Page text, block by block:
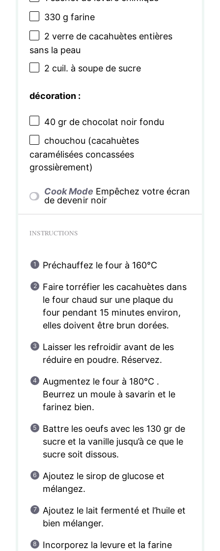
330 g farine
2 verre de cacahuètes entières
sans la peau
2 cuil. à soupe de sucre
décoration :
40gr de chocolat noir fondu
chouchou (cacahuètes
caramélisées concassées
grossièrement)
Cook Mode Empêchez votre écran
de devenir noir
INSTRUCTIONS
Préchauffez le four à 160°C
Faire torréfier les cacahuètes dans
le four chaud sur une plaque du
four pendant 15 minutes environ,
elles doivent être brun dorées.
Laisser les refroidir avant de les
réduire en poudre. Réservez.
Augmentez le four à 180°C .
Beurrez un moule à savarin et le
farinez bien.
Battre les oeufs avec les 130 gr de
sucre et la vanille jusqu’à ce que le
sucre soit dissous.
Ajoutez le sirop de glucose et
mélangez.
Ajoutez le lait fermenté et l’huile et
bien mélanger.
Incorporez la levure et la farine